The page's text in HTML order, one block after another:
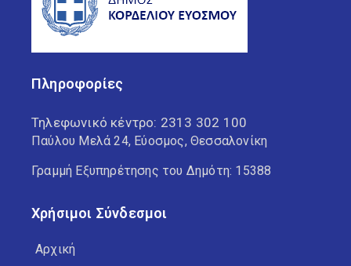
Πληροφορίες
Τηλεφωνικό κέντρο: 2313 302 100
Παύλου Μελά 24, Εύοσμος, Θεσσαλονίκη
Γραμμή Εξυπηρέτησης του Δημότη: 15388
Χρήσιμοι Σύνδεσμοι
Αρχική